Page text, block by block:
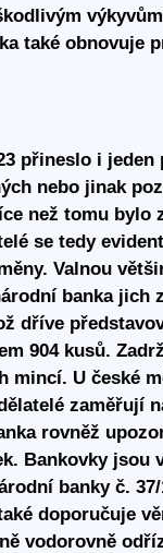
také obnovuje
přineslo i
nebo jinak
než tomu bylo
se tedy
Valnou
banka jich
dříve
904 kusů.
mincí. U české
zaměřují
rovněž
Bankovky jsou
banky č.
doporučuje
vodorovně